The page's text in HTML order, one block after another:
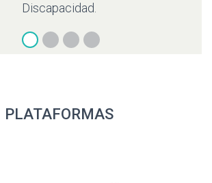
las alternativas de acción para
ejercicio de sus derechos en
igualdad.